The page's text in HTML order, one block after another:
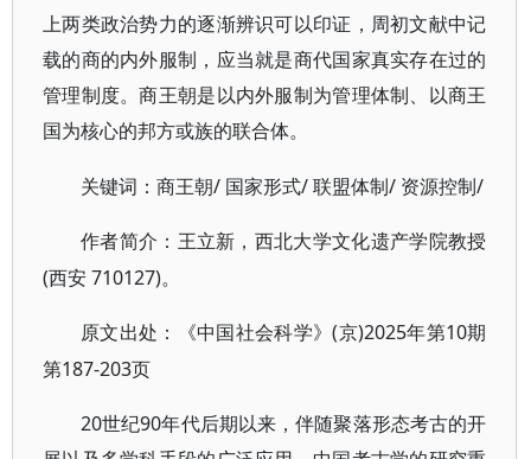
上两类政治势力的逐渐辨识可以印证，周初文献中记
载的商的内外服制，应当就是商代国家真实存在过的
管理制度。商王朝是以内外服制为管理体制、以商王
国为核心的邦方或族的联合体。
关键词：商王朝/ 国家形式/ 联盟体制/ 资源控制/
作者简介：王立新，西北大学文化遗产学院教授
(西安 710127)。
原文出处：《中国社会科学》(京)2025年第10期
第187-203页
20世纪90年代后期以来，伴随聚落形态考古的开